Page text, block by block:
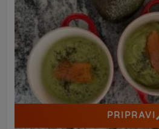
PRIPRAVI